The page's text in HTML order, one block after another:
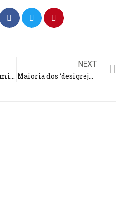
Quase metade dos migrantes do mundo são cristãos, diz pesquisa; EUA, Alemanha e Espanha têm maiores registros
NEXT
Maioria dos ‘desigrejados’ no Brasil são jovens entre 16 e 34 anos; São Paulo é a cidade com mais pessoas sem igreja